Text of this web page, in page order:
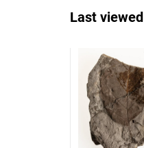
Last viewed